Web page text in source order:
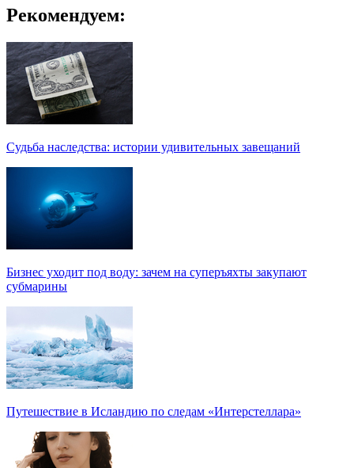
Рекомендуем:
Судьба наследства: истории удивительных завещаний
Бизнес уходит под воду: зачем на суперъяхты закупают
субмарины
Путешествие в Исландию по следам «Интерстеллара»